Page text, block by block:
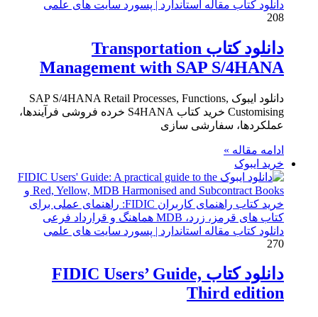
دانلود کتاب مقاله استاندارد | پسورد سایت های علمی
208
دانلود کتاب Transportation
Management with SAP S/4HANA
دانلود ایبوک SAP S/4HANA Retail Processes, Functions,
Customising خرید کتاب S4HANA خرده فروشی فرآیندها،
عملکردها، سفارشی سازی
ادامه مقاله »
خرید ایبوک
دانلود کتاب مقاله استاندارد | پسورد سایت های علمی
270
دانلود کتاب FIDIC Users’ Guide,
Third edition